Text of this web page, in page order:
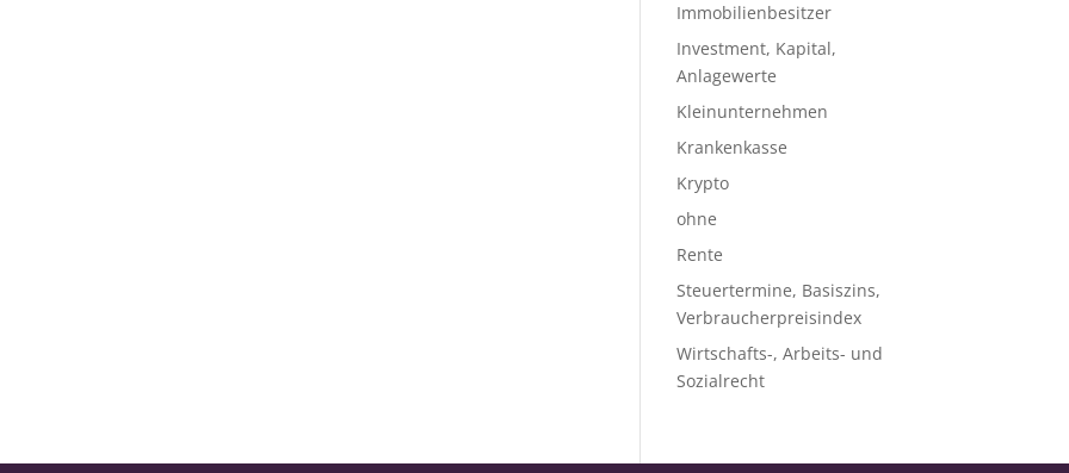
Immobilienbesitzer
Investment, Kapital,
Anlagewerte
Kleinunternehmen
Krankenkasse
Krypto
ohne
Rente
Steuertermine, Basiszins,
Verbraucherpreisindex
Wirtschafts-, Arbeits- und
Sozialrecht